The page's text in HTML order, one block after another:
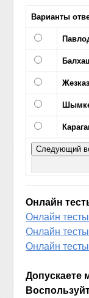
Варианты
Онлайн
Онлайн
Онлайн
Онлайн
Допускаете